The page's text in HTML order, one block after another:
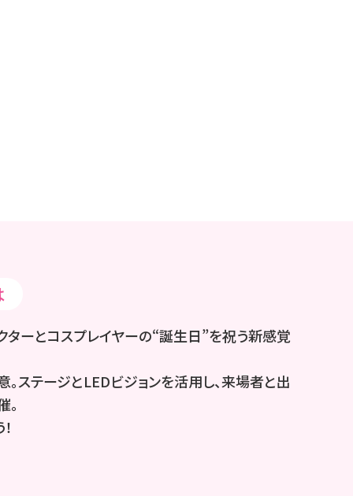
ターとコスプレイヤーの“誕生日”を祝う新感覚
ステージとLEDビジョンを活用し、来場者と出